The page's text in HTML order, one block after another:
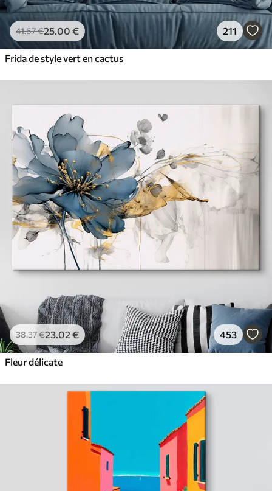
41.67€25.00 € 211
Frida de style vert en cactus
38.37€23.02 € 453
Fleur délicate